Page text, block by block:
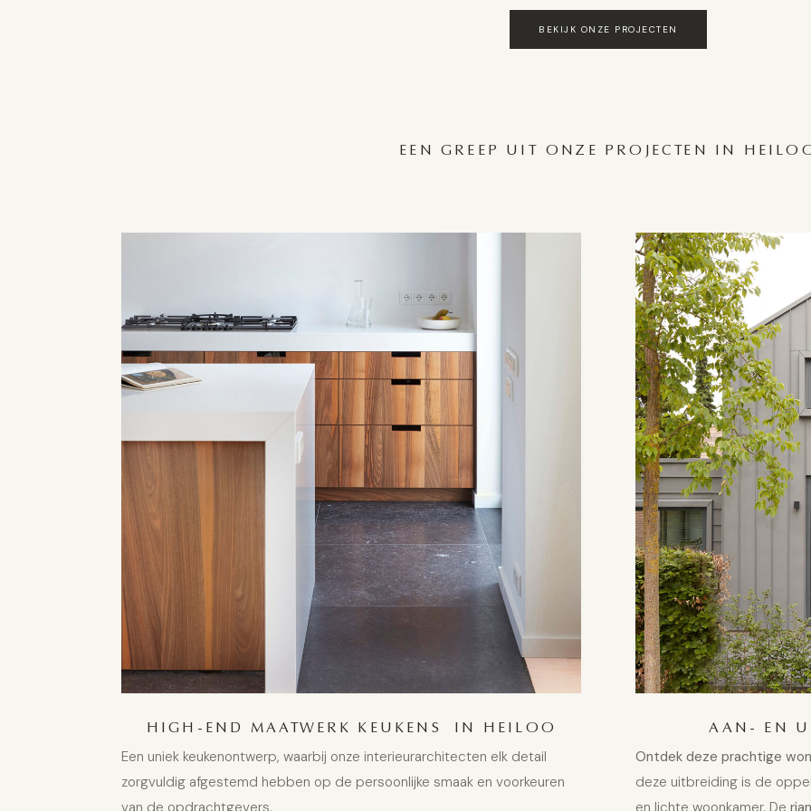
BEKIJK ONZE PROJECTEN
EEN GREEP UIT ONZE PROJECTEN IN
HIGH-END MAATWERK KEUKENS IN HEILOO
Een uniek keukenontwerp, waarbij onze interieurarchitecten elk detail
zorgvuldig afgestemd hebben op de persoonlijke smaak en voorkeuren
van de opdrachtgevers.
AAN- EN
Ontdek deze prachtige
deze uitbreiding is de
en lichte woonkamer. De